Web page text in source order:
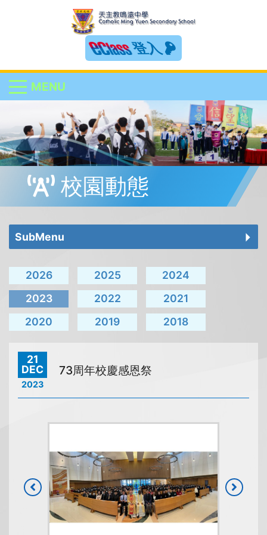
登入
MENU
校園動態
SubMenu
2026 2025
2024
2023
2022
2021
2020
2019 2018
21
DEC
2023
73周年校慶感恩祭